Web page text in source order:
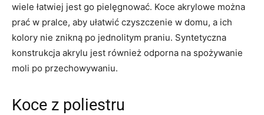
wiele łatwiej jest go pielęgnować. Koce akrylowe można
prać w pralce, aby ułatwić czyszczenie w domu, a ich
kolory nie znikną po jednolitym praniu. Syntetyczna
konstrukcja akrylu jest również odporna na spożywanie
moli po przechowywaniu.
Koce z poliestru